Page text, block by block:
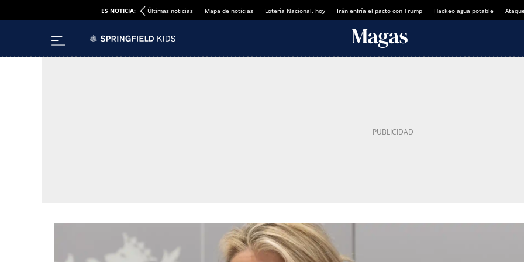
ES NOTICIA: Últimas noticias Mapa de noticias Lotería Nacional, hoy Irán enfría el pacto con Trump Hackeo agua potable